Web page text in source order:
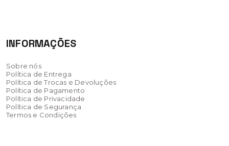
INFORMAÇÕES
Sobre nós
Política de Entrega
Política de Trocas e Devoluções
Política de Pagamento
Política de Privacidade
Política de Segurança
Termos e Condições